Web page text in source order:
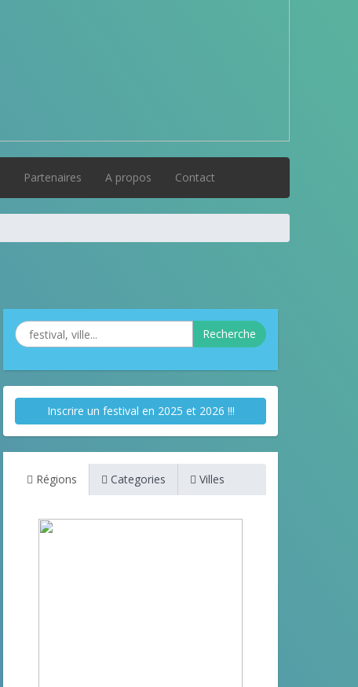
Partenaires A propos Contact
Recherche
Inscrire un festival en 2025 et 2026 !!!
Régions Categories Villes